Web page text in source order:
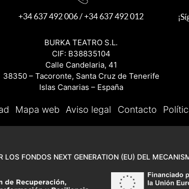
+34 637 492 006/+34 637 492 012
BURKA TEATRO S.L.
CIF: B38835104
Calle Candelaria, 41
38350 – Tacoronte, Santa Cruz de Tenerife
Islas Canarias – España
Mapa web Aviso legal Contacto
FONDOS NEXT GENERATION (EU) DEL